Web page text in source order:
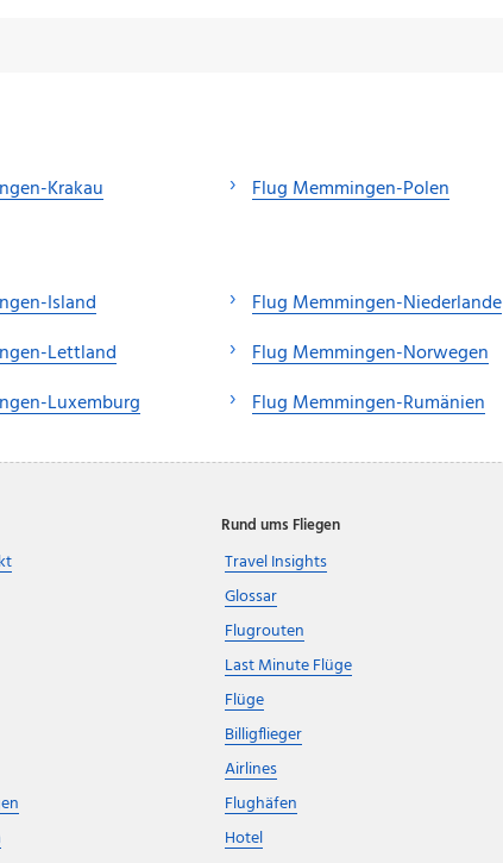
Krakau
Flug Memmingen-Polen
Island
Lettland
Luxemburg
Flug Memmingen-Niederlande
Flug Memmingen-Norwegen
Flug Memmingen-Rumänien